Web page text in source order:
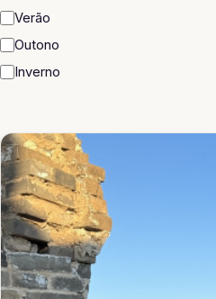
Verão
Outono
Inverno